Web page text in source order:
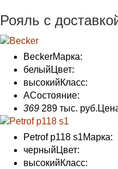
Рояль с
BeckerМарка:
белый Цвет:
высокийКласс:
АСостояние:
369 289 тыс. руб.
Petrof p118 s1Марка:
черный Цвет:
высокийКласс: